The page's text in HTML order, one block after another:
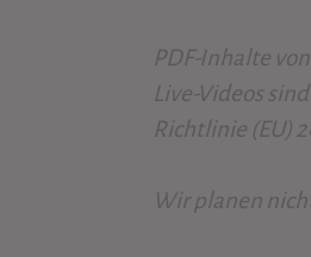
PDF-Inhalte
Live-Videos
Richtlinie (EU)
Wir planen